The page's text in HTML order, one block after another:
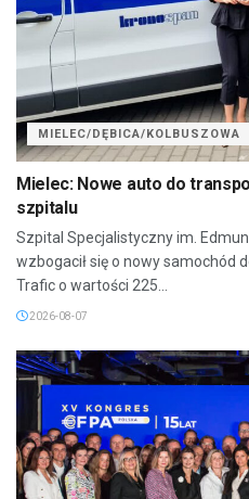
MIELEC/DĘBICA/KOLBUSZOWA
Mielec: Nowe auto do
szpitalu
Szpital Specjalistyczny im.
wzbogacił się o nowy samochód
Trafic o wartości 225...
2026-08-07